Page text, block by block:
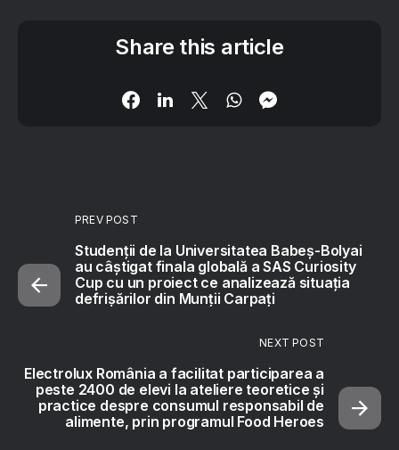
Share this article
PREV POST
Studenții de la Universitatea Babeș-Bolyai
au câștigat finala globală a SAS Curiosity
Cup cu un proiect ce analizează situația
defrișărilor din Munții Carpați
NEXT POST
Electrolux România a facilitat participarea a
peste 2400 de elevi la ateliere teoretice și
practice despre consumul responsabil de
alimente, prin programul Food Heroes